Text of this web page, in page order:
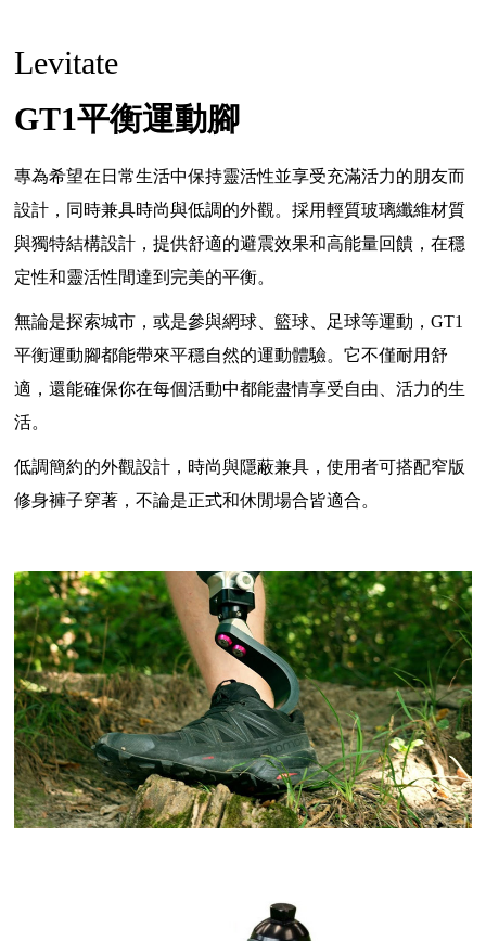
Levitate
GT1平衡運動腳
專為希望在日常生活中保持靈活性並享受充滿活力的朋友而
設計，同時兼具時尚與低調的外觀。採用輕質玻璃纖維材質
與獨特結構設計，提供舒適的避震效果和高能量回饋，在穩
定性和靈活性間達到完美的平衡。
無論是探索城市，或是參與網球、籃球、足球等運動，GT1
平衡運動腳都能帶來平穩自然的運動體驗。它不僅耐用舒
適，還能確保你在每個活動中都能盡情享受自由、活力的生
活。
低調簡約的外觀設計，時尚與隱蔽兼具，使用者可搭配窄版
修身褲子穿著，不論是正式和休閒場合皆適合。